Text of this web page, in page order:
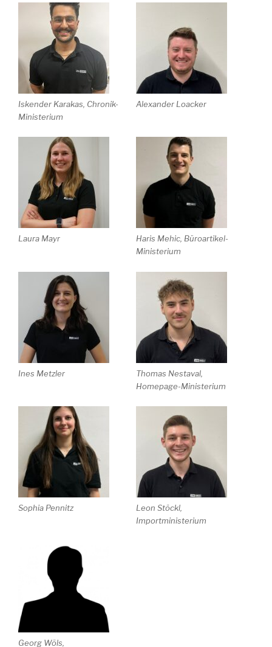
Iskender Karakas, Chronik-
Ministerium
Alexander Loacker
Laura Mayr
Haris Mehic, Büroartikel-
Ministerium
Ines Metzler
Thomas Nestaval,
Homepage-Ministerium
Sophia Pennitz
Leon Stöckl,
Importministerium
Georg Wöls,